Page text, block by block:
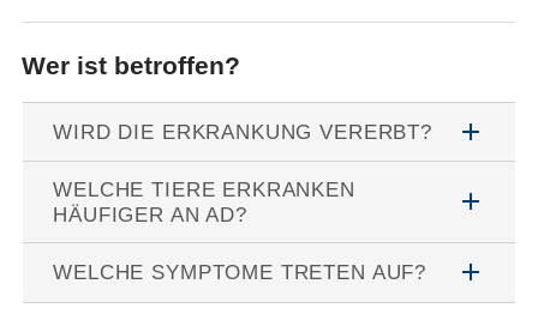
Wer ist betroffen?
WIRD DIE ERKRANKUNG VERERBT? add
WELCHE TIERE ERKRANKEN
HÄUFIGER AN AD?
add
WELCHE SYMPTOME TRETEN AUF? add